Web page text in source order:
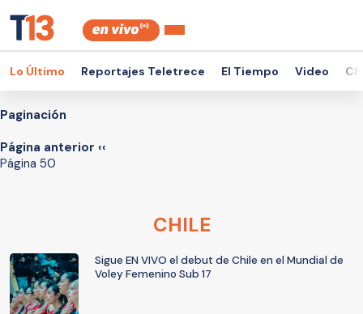
Lo Último Reportajes Teletrece El Tiempo Video
Paginación
Página anterior ‹‹
Página 50
CHILE
Sigue EN VIVO el debut de Chile en el Mundial de
Voley Femenino Sub 17